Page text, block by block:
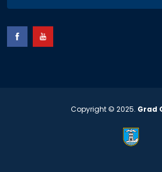
Copyright © 2025. Grad